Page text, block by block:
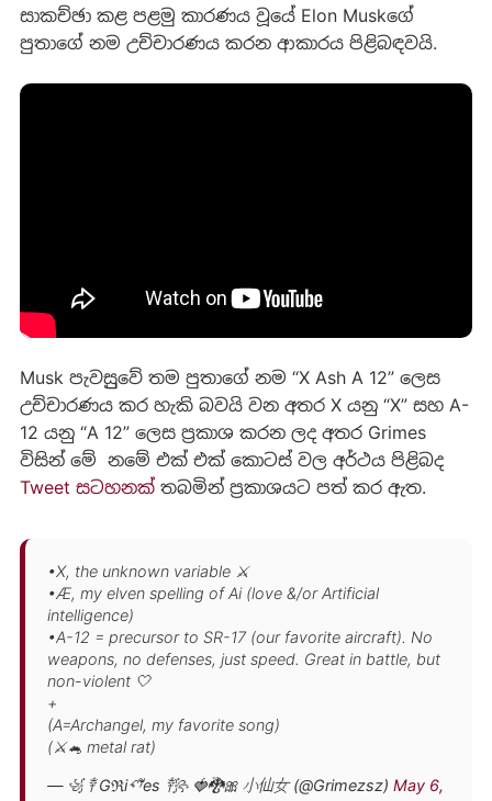
සාකච්ඡා කළ පළමු කාරණය වූයේ Elon Muskගේ
පුතාගේ නම උච්චාරණය කරන ආකාරය පිළිබඳවයි.
Musk පැවසුුවේ තම පුතාගේ නම “X Ash A 12” ලෙස
උච්චාරණය කර හැකි බවයි වන අතර X යනු “X” සහ A-
12 යනු “A 12” ලෙස ප්‍රකාශ කරන ලද අතර Grimes
විසින් මේ නමේ එක් එක් කොටස් වල අර්ථය පිළිබද
Tweet ස‍ටහනක්තබමින් ප්‍රකාශයට පත් කර ඇත.
•X, the unknown variable ⚔️
•Æ, my elven spelling of Ai (love &/or Artificial
intelligence)
•A-12 = precursor to SR-17 (our favorite aircraft). No
weapons, no defenses, just speed. Great in battle, but
non-violent 🤍
+
(A=Archangel, my favorite song)
(⚔️🐁 metal rat)
— ꧁ ༒ Gℜiꪔ⃕es ༒꧂ 🍓🐉🎀 小仙女 (@Grimezsz) May 6,